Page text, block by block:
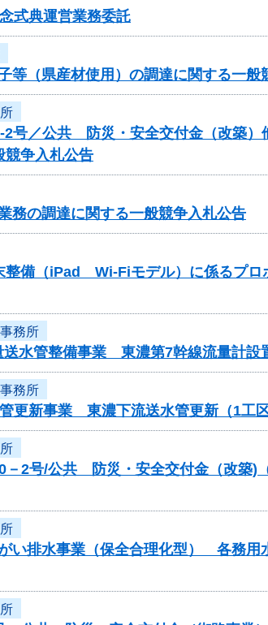
式典運営業務委託
等（県産材使用）の調達に関する一般
2号／公共 防災・安全交付金（改築
争入札公告
務の調達に関する一般競争入札公告
備（iPad Wi-Fiモデル）に係るプロ
務所
送水管整備事業 東濃第7幹線流量計設
務所
管更新事業 東濃下流送水管更新（1工
－2号/公共 防災・安全交付金（改築)
い排水事業（保全合理化型） 各務